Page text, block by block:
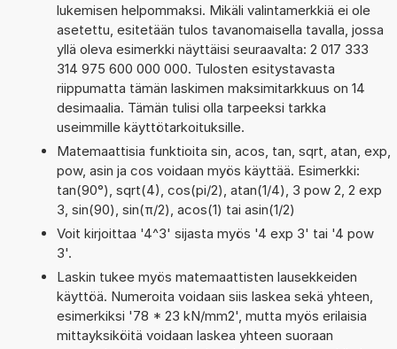
lukemisen helpommaksi. Mikäli valintamerkkiä ei ole
asetettu, esitetään tulos tavanomaisella tavalla, jossa
yllä oleva esimerkki näyttäisi seuraavalta: 2 017 333
314 975 600 000 000. Tulosten esitystavasta
riippumatta tämän laskimen maksimitarkkuus on 14
desimaalia. Tämän tulisi olla tarpeeksi tarkka
useimmille käyttötarkoituksille.
Matemaattisia funktioita sin, acos, tan, sqrt, atan, exp,
pow, asin ja cos voidaan myös käyttää. Esimerkki:
tan(90°), sqrt(4), cos(pi/2), atan(1/4), 3 pow 2, 2 exp
3, sin(90), sin(π/2), acos(1) tai asin(1/2)
Voit kirjoittaa '4^3' sijasta myös '4 exp 3' tai '4 pow
3'.
Laskin tukee myös matemaattisten lausekkeiden
käyttöä. Numeroita voidaan siis laskea sekä yhteen,
esimerkiksi '78 * 23 kN/mm2', mutta myös erilaisia
mittayksiköitä voidaan laskea yhteen suoraan